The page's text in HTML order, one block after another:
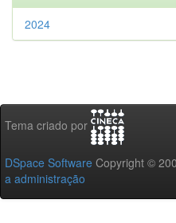
2024
Tema criado por
DSpace Software Copyright ©
a administração